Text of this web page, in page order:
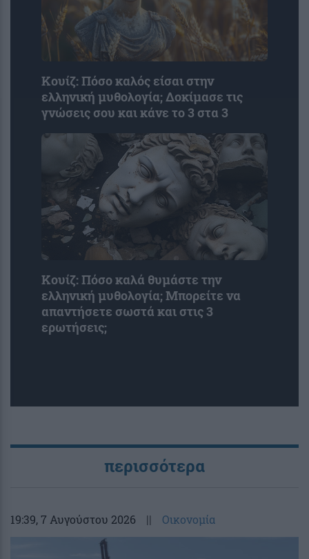
Κουίζ: Πόσο καλός είσαι στην
ελληνική μυθολογία; Δοκίμασε τις
γνώσεις σου και κάνε το 3 στα 3
Κουίζ: Πόσο καλά θυμάστε την
ελληνική μυθολογία; Μπορείτε να
απαντήσετε σωστά και στις 3
ερωτήσεις;
περισσότερα
19:39, 7 Αυγούστου 2026 || Οικονομία